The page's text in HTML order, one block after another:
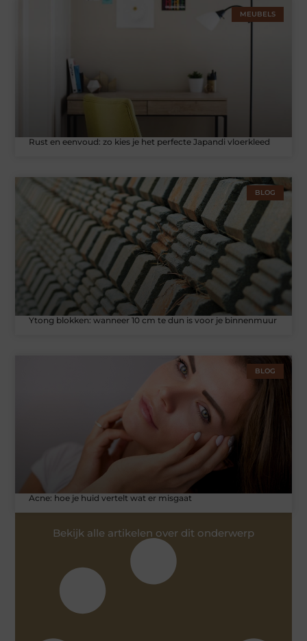
MEUBELS
Rust en eenvoud: zo kies je het perfecte Japandi vloerkleed
BLOG
Ytong blokken: wanneer 10 cm te dun is voor je binnenmuur
BLOG
Acne: hoe je huid vertelt wat er misgaat
Bekijk alle artikelen over dit onderwerp